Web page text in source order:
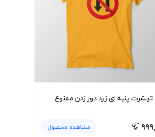
تیشرت پنبه ای زرد دور زدن ممنوع
مشاهده محصول